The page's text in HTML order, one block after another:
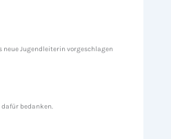
neue Jugendleiterin vorgeschlagen
dafür bedanken.